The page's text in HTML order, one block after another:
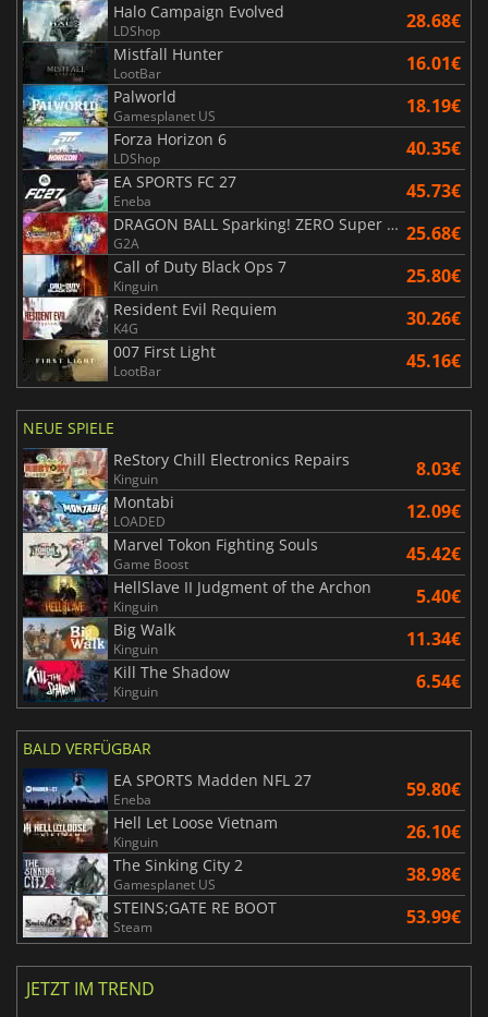
Halo Campaign Evolved
LDShop 28.68€
Mistfall Hunter
LootBar 16.01€
Palworld
Gamesplanet US 18.19€
Forza Horizon 6
LDShop 40.35€
EA SPORTS FC 27
Eneba 45.73€
DRAGON BALL Sparking! ZERO Super Limit Breaking NEO
G2A 25.68€
Call of Duty Black Ops 7
Kinguin 25.80€
Resident Evil Requiem
K4G 30.26€
007 First Light
LootBar 45.16€
NEUE SPIELE
ReStory Chill Electronics Repairs
Kinguin 8.03€
Montabi
LOADED 12.09€
Marvel Tokon Fighting Souls
Game Boost 45.42€
HellSlave II Judgment of the Archon
Kinguin 5.40€
Big Walk
Kinguin 11.34€
Kill The Shadow
Kinguin 6.54€
BALD VERFÜGBAR
EA SPORTS Madden NFL 27
Eneba 59.80€
Hell Let Loose Vietnam
Kinguin 26.10€
The Sinking City 2
Gamesplanet US 38.98€
STEINS;GATE RE BOOT
Steam 53.99€
JETZT IM TREND